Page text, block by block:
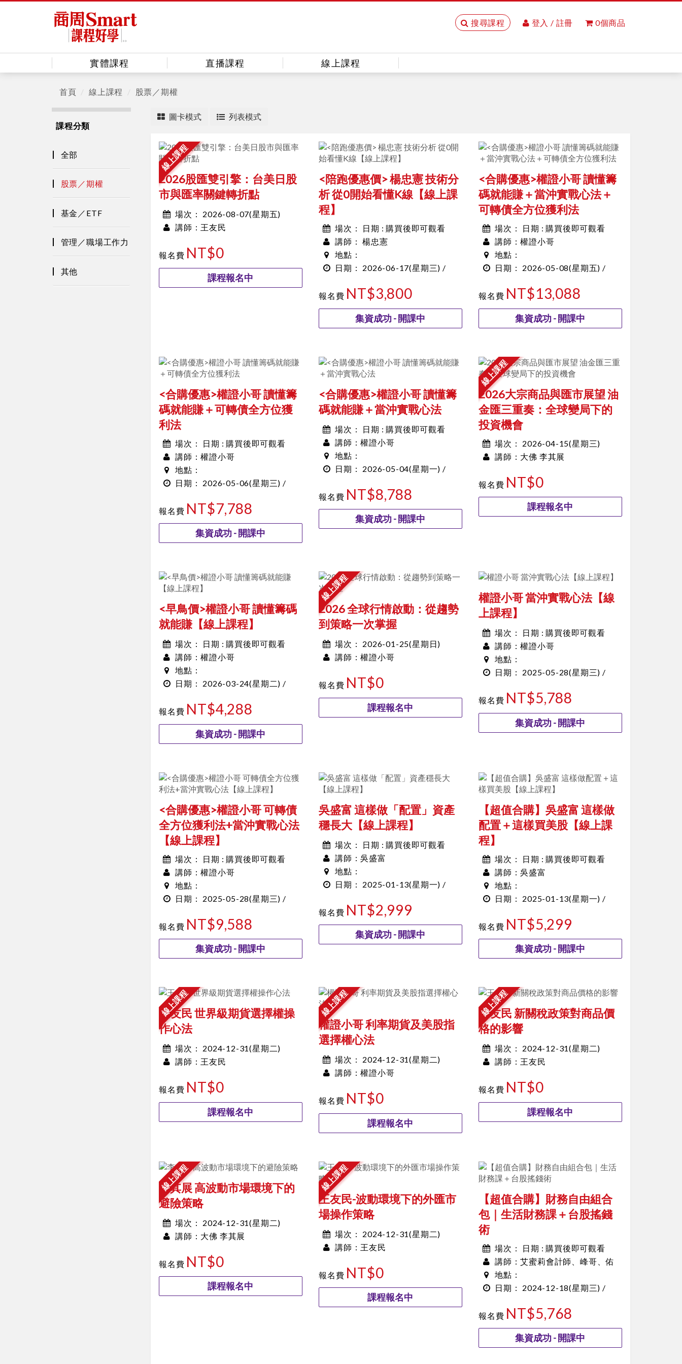
搜尋課程 登入 / 註冊 0個商品
實體課程 直播課程 線上課程
首頁 線上課程 股票／期權
課程分類
全部
股票／期權
基金／ETF
管理／職場工作力
其他
圖卡模式 列表模式
線上課程
2026股匯雙引擎：台美日股
市與匯率關鍵轉折點
場次：
2026-08-07(星期五)
00:00~00:00
講師： 王友民
報名費 NT$0
課程報名中
<陪跑優惠價> 楊忠憲 技術分
析 從0開始看懂K線【線上課
程】
場次： 日期 : 購買後即可觀看
講師： 楊忠憲
地點：
日期：
2026-06-17(星期三) /
報名費 NT$3,800
集資成功 - 開課中
<合購優惠>權證小哥 讀懂籌
碼就能賺＋當沖實戰心法＋
可轉債全方位獲利法
場次： 日期 : 購買後即可觀看
講師：權證小哥
地點：
日期：
2026-05-08(星期五) /
報名費 NT$13,088
集資成功 - 開課中
<合購優惠>權證小哥 讀懂籌
碼就能賺＋可轉債全方位獲
利法
場次： 日期 : 購買後即可觀看
講師：權證小哥
地點：
日期：
2026-05-06(星期三) /
報名費 NT$7,788
集資成功 - 開課中
<合購優惠>權證小哥 讀懂籌
碼就能賺＋當沖實戰心法
場次： 日期 : 購買後即可觀看
講師：權證小哥
地點：
日期：
2026-05-04(星期一) /
報名費 NT$8,788
集資成功 - 開課中
線上課程
2026大宗商品與匯市展望 油
金匯三重奏：全球變局下的
投資機會
場次：
2026-04-15(星期三)
00:00~00:00
講師： 大佛 李其展
報名費 NT$0
課程報名中
<早鳥價>權證小哥 讀懂籌碼
就能賺【線上課程】
場次： 日期 : 購買後即可觀看
講師：權證小哥
地點：
日期：
2026-03-24(星期二) /
報名費 NT$4,288
集資成功 - 開課中
線上課程
2026 全球行情啟動：從趨勢
到策略一次掌握
場次：
2026-01-25(星期日)
00:00~00:00
講師：權證小哥
報名費 NT$0
課程報名中
權證小哥 當沖實戰心法【線
上課程】
場次： 日期 : 購買後即可觀看
講師：權證小哥
地點：
日期：
2025-05-28(星期三) /
報名費 NT$5,788
集資成功 - 開課中
<合購優惠>權證小哥 可轉債
全方位獲利法+當沖實戰心法
【線上課程】
場次： 日期 : 購買後即可觀看
講師：權證小哥
地點：
日期：
2025-05-28(星期三) /
報名費 NT$9,588
集資成功 - 開課中
吳盛富 這樣做「配置」資產
穩長大【線上課程】
場次： 日期 : 購買後即可觀看
講師：吳盛富
地點：
日期：
2025-01-13(星期一) /
報名費 NT$2,999
集資成功 - 開課中
【超值合購】吳盛富 這樣做
配置＋這樣買美股【線上課
程】
場次： 日期 : 購買後即可觀看
講師：吳盛富
地點：
日期：
2025-01-13(星期一) /
報名費 NT$5,299
集資成功 - 開課中
線上課程
王友民 世界級期貨選擇權操
作心法
場次：
2024-12-31(星期二)
00:00~00:00
講師： 王友民
報名費 NT$0
課程報名中
線上課程
權證小哥 利率期貨及美股指
選擇權心法
場次：
2024-12-31(星期二)
00:00~00:00
講師：權證小哥
報名費 NT$0
課程報名中
線上課程
王友民 新關稅政策對商品價
格的影響
場次：
2024-12-31(星期二)
00:00~00:00
講師： 王友民
報名費 NT$0
課程報名中
線上課程
李其展 高波動市場環境下的
避險策略
場次：
2024-12-31(星期二)
00:00~00:00
講師： 大佛 李其展
報名費 NT$0
課程報名中
線上課程
王友民-波動環境下的外匯市
場操作策略
場次：
2024-12-31(星期二)
00:00~00:00
講師： 王友民
報名費 NT$0
課程報名中
【超值合購】財務自由組合
包｜生活財務課＋台股搖錢
術
場次： 日期 : 購買後即可觀看
講師：艾蜜莉會計師、峰哥、佑
佑
地點：
日期：
2024-12-18(星期三) /
報名費 NT$5,768
集資成功 - 開課中